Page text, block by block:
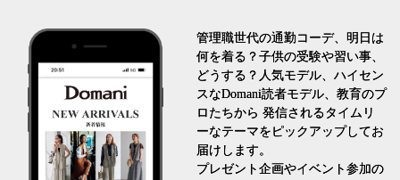
管理職世代の通勤コーデ、明日は
何を着る？子供の受験や習い事、
どうする？人気モデル、ハイセン
スなDomani読者モデル、教育のプ
ロたちから 発信されるタイムリ
ーなテーマをピックアップしてお
届けします。
プレゼント企画やイベント参加の